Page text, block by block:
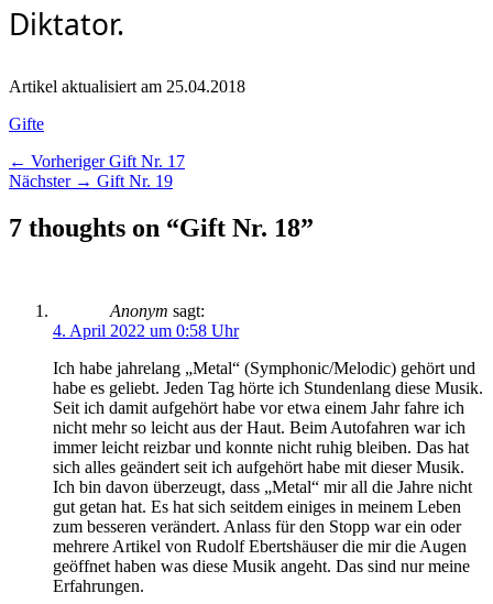
Diktator.
Artikel aktualisiert am 25.04.2018
Kategorien
Gifte
Beitragsnavigation
← Vorheriger Vorheriger
Beitrag:
Gift Nr. 17
Nächster → Nächster
Gift Nr. 19
7 thoughts on “Gift Nr. 18”
Anonym sagt:
4. April 2022 um 0:58 Uhr
Ich habe jahrelang „Metal“ (Symphonic/Melodic) gehört und
habe es geliebt. Jeden Tag hörte ich Stundenlang diese Musik.
Seit ich damit aufgehört habe vor etwa einem Jahr fahre ich
nicht mehr so leicht aus der Haut. Beim Autofahren war ich
immer leicht reizbar und konnte nicht ruhig bleiben. Das hat
sich alles geändert seit ich aufgehört habe mit dieser Musik.
Ich bin davon überzeugt, dass „Metal“ mir all die Jahre nicht
gut getan hat. Es hat sich seitdem einiges in meinem Leben
zum besseren verändert. Anlass für den Stopp war ein oder
mehrere Artikel von Rudolf Ebertshäuser die mir die Augen
geöffnet haben was diese Musik angeht. Das sind nur meine
Erfahrungen.